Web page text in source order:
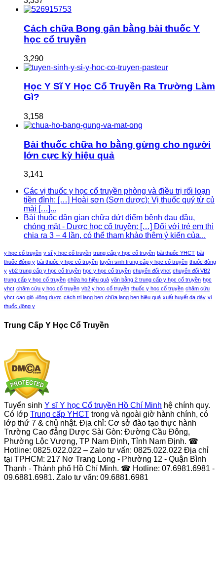
Cách chữa Bong gân bằng bài thuốc Y
học cổ truyền
3,290
Học Y Sĩ Y Học Cổ Truyền Ra Trường Làm
Gì?
3,158
Bài thuốc chữa ho bằng gừng cho người
lớn cực kỳ hiệu quả
3,141
Các vị thuốc y học cổ truyền phòng và điều trị rối loạn
tiền đình: […] Hoài sơn (Sơn dược): Vị thuốc quý từ củ
mài […]...
Bài thuốc dân gian chữa dứt điểm bệnh đau đầu,
chóng mặt - Dược học cổ truyền: […] Đối với trẻ em thì
chia ra 3 – 4 lần, có thể tham khảo thêm ý kiến của...
y học cổ truyền y sĩ y học cổ truyền trung cấp y học cổ truyền bài thuốc YHCT bài
thuốc đông y bài thuốc y học cổ truyền tuyển sinh trung cấp y học cổ truyền thuốc đông
y vb2 trung cấp y học cổ truyền học y học cổ truyền chuyển đổi yhct chuyển đổi VB2
trung cấp y học cổ truyền chữa ho hiệu quả văn bằng 2 trung cấp y học cổ truyền học
yhct châm cứu y học cổ truyền vb2 y học cổ truyền thuốc y học cổ truyền châm cứu
yhct cạo gió đông dược cách trị lang ben chữa lang ben hiệu quả xuất huyết dạ dày vị
thuốc đông y
Trung Cấp Y Học Cổ Truyền
Tuyển sinh Y sĩ Y học Cổ truyền Hồ Chí Minh hệ chính quy.
Có lớp Trung cấp YHCT trong và ngoài giờ hành chính, có
lớp thứ 7 & chủ nhật. Địa chỉ: Cơ sở đào tạo thực hành
Trường Cao đẳng Dược Sài Gòn: Đường Cầu Đông,
Phường Lộc Vượng, TP Nam Định, Tỉnh Nam Định. ☎
Hotline: 0825.022.022 – Zalo tư vấn: 0825.022.022 Địa chỉ
tại TPHCM: 217 Nơ Trang Long - Phường 12 - Quận Bình
Thạnh - Thành phố Hồ Chí Minh. ☎ Hotline: 07.6981.6981 -
09.6881.6981. Zalo tư vấn: 09.6881.6981